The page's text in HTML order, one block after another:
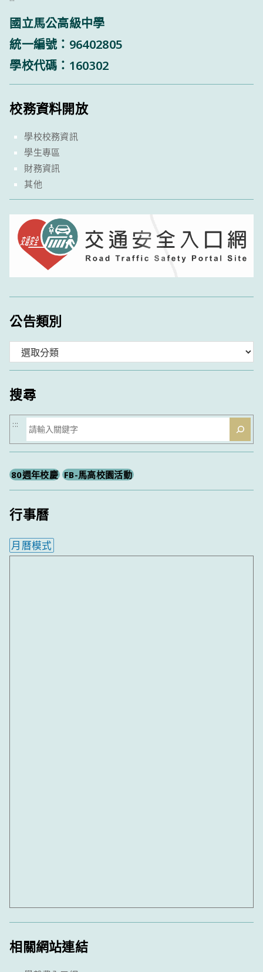
國立馬公高級中學
統一編號：96402805
學校代碼：160302
校務資料開放
學校校務資訊
學生專區
財務資訊
其他
公告類別
類
搜尋
搜
尋
:::
80週年校慶 FB-馬高校園活動
行事曆
月曆模式
相關網站連結